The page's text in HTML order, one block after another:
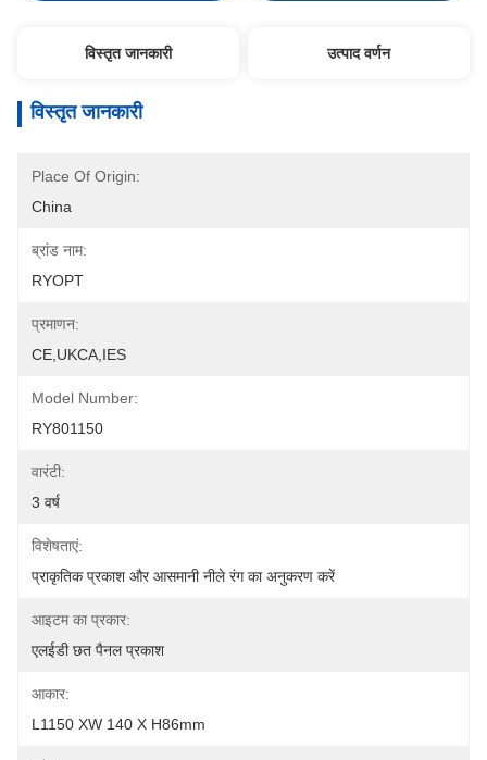
विस्तृत जानकारी उत्पाद वर्णन
विस्तृत जानकारी
Place Of Origin:
China
ब्रांड नाम:
RYOPT
प्रमाणन:
CE,UKCA,IES
Model Number:
RY801150
वारंटी:
3 वर्ष
विशेषताएं:
प्राकृतिक प्रकाश और आसमानी नीले रंग का अनुकरण करें
आइटम का प्रकार:
एलईडी छत पैनल प्रकाश
आकार:
L1150 XW 140 X H86mm